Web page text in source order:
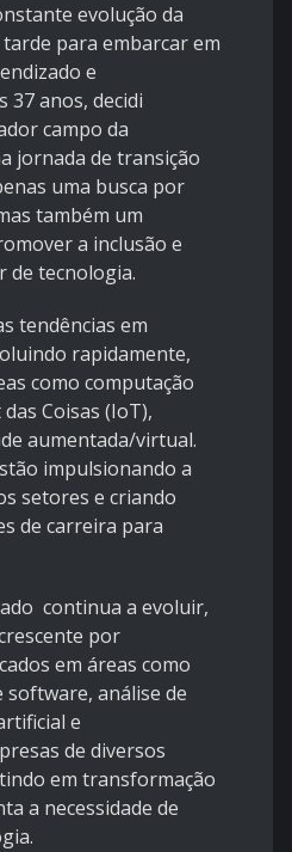
evolução da
para embarcar em
e
37 anos, decidi
campo da
jornada de transição
uma busca por
também um
a inclusão e
de tecnologia.
tendências em
rapidamente,
como computação
Coisas (IoT),
aumentada/virtual.
impulsionando a
setores e criando
de carreira para
continua a evoluir,
por
em áreas como
análise de
e
de diversos
em transformação
a necessidade de